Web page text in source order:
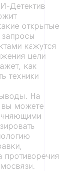
Детектив
открытые
запросы
кажутся
цели
как
техники
На
вы можете
противоречия